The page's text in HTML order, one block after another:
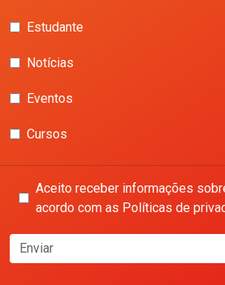
Estudante
Notícias
Eventos
Cursos
Aceito receber informações
acordo com as Políticas de
Enviar